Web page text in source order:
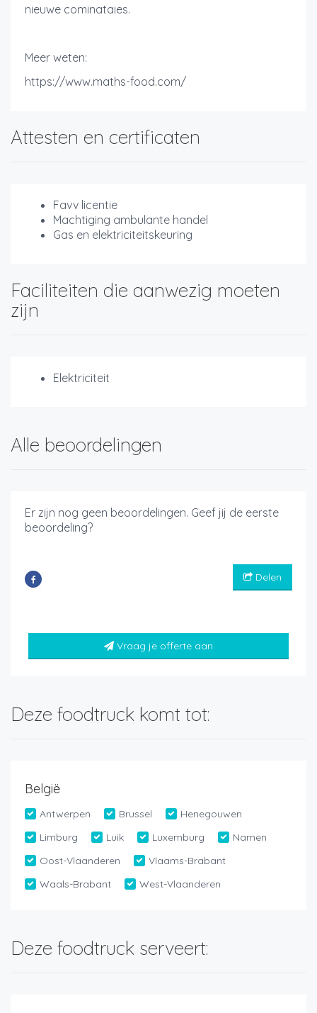
nieuwe cominataies.
Meer weten:
https://www.maths-food.com/
Attesten en certificaten
Favv licentie
Machtiging ambulante handel
Gas en elektriciteitskeuring
Faciliteiten die aanwezig moeten
zijn
Elektriciteit
Alle beoordelingen
Er zijn nog geen beoordelingen. Geef jij de eerste
beoordeling?
Delen
Vraag je offerte aan
Deze foodtruck komt tot:
België
Antwerpen Brussel
Henegouwen
Limburg
Luik Luxemburg
Namen
Oost-Vlaanderen
Vlaams-Brabant
Waals-Brabant
West-Vlaanderen
Deze foodtruck serveert: